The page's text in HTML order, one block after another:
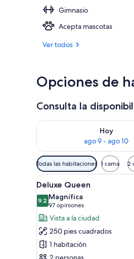
Gimnasio
Acepta mascotas
Ver todos
Opciones de
Consulta la
Hoy
ago 9 - ago 10
Consulta la disponibilidad
Filtros
disponibles
para
las
habitaciones
Todas las habitaciones 1 cama 2
Abrir
todas
las
fotos
de
Deluxe
Queen
4
Deluxe Queen
9.29.2 de 10
Magnífica
97 opiniones
(97
opiniones)
Vista a la ciudad
250 pies cuadrados
1 habitación